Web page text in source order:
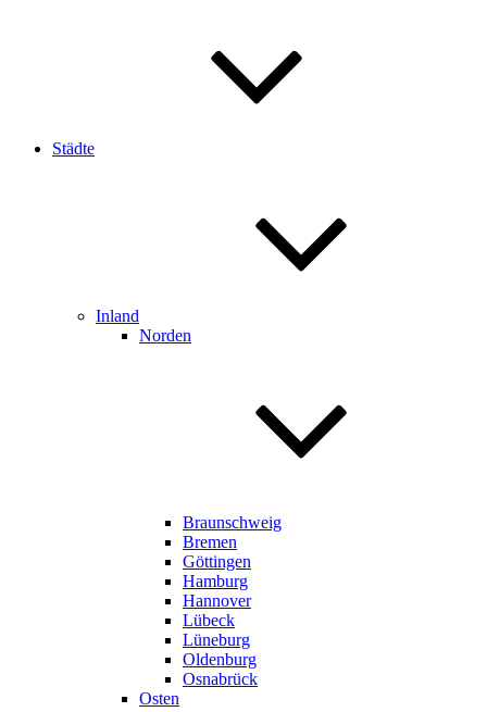
Städte
Inland
Norden
Braunschweig
Bremen
Göttingen
Hamburg
Hannover
Lübeck
Lüneburg
Oldenburg
Osnabrück
Osten